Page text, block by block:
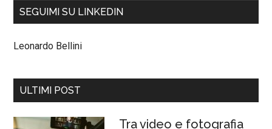
SEGUIMI SU LINKEDIN
Leonardo Bellini
ULTIMI POST
Tra video e fotografia